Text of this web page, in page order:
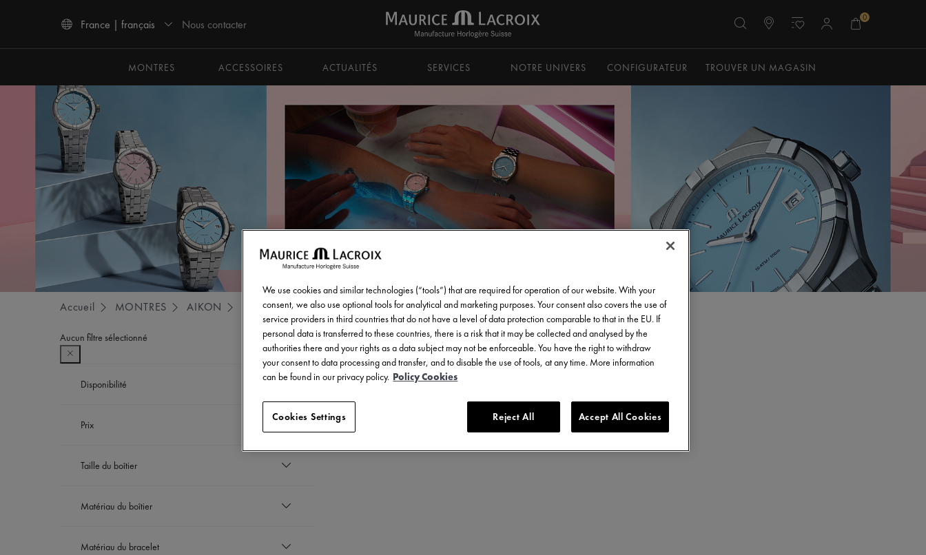
France | français Nous contacter 0
MONTRES
ACCESSOIRES ACTUALITÉS SERVICES NOTRE UNIVERS CONFIGURATEUR TROUVER UN MAGASIN
Accueil MONTRES AIKON AIKON QUARTZ AIKON QUARTZ COLOURS EDITION
Aucun filtre sélectionné
Disponibilité
Prix
Taille du boîtier
Trier entre Taille du boîtier: 35 mm
40 mm
Matériau du boîtier
Trier entre Matériau du boîtier: Acier inoxydable
Matériau du bracelet
We use cookies and similar technologies (“tools”) that are required for operation of our website. With your
consent, we also use optional tools for analytical and marketing purposes. Your consent also covers the use of
service providers in third countries that do not have a level of data protection comparable to that in the EU. If
personal data is transferred to these countries, there is a risk that it may be collected and analysed by the
authorities there and your rights as a data subject may not be enforceable. You have the right to withdraw
your consent to data processing and transfer, and to disable the use of tools, at any time. More information
can be found in our privacy policy. Policy Cookies
Reject All Accept All Cookies
Cookies Settings